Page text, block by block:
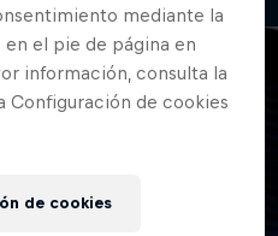
mediante la
el pie de página en
información, consulta la
Configuración de cookies
de cookies